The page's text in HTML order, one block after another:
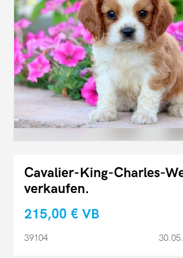
Cavalier-King-Charles-
verkaufen.
215,00 € VB
39104